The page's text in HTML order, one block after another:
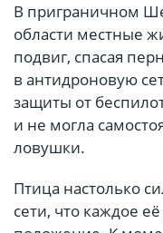
В приграничном
области местные
подвиг, спасая
в антидроновую
защиты от
и не могла
ловушки.
Птица настолько
сети, что каждое